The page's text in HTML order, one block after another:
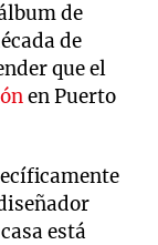
de
de
que el
en Puerto
está